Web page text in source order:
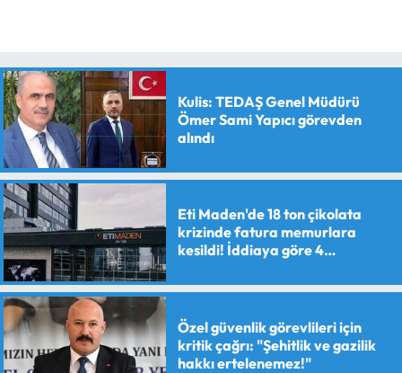
Kulis: TEDAŞ Genel Müdürü
Ömer Sami Yapıcı görevden
alındı
Eti Maden'de 18 ton çikolata
krizinde fatura memurlara
kesildi! İddiaya göre 4
verildi
Özel güvenlik görevlileri için
kritik çağrı: "Şehitlik ve gazilik
hakkı ertelenemez!"